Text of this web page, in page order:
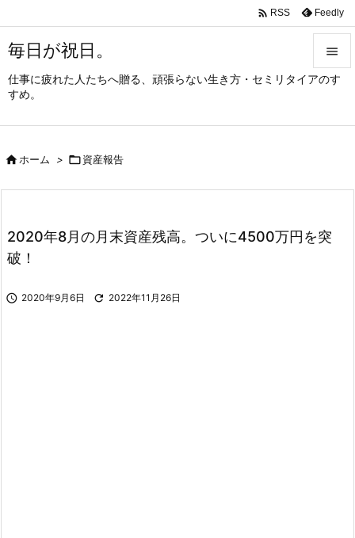
毎日が祝日。
仕事に疲れた人たちへ贈る、頑張らない生き方・セミリタイアのす
すめ。




 RSS Feedly
ホーム > 資産報告
2020年8月の月末資産残高。ついに4500万円を突
破！
 2020年9月6日  2022年11月26日